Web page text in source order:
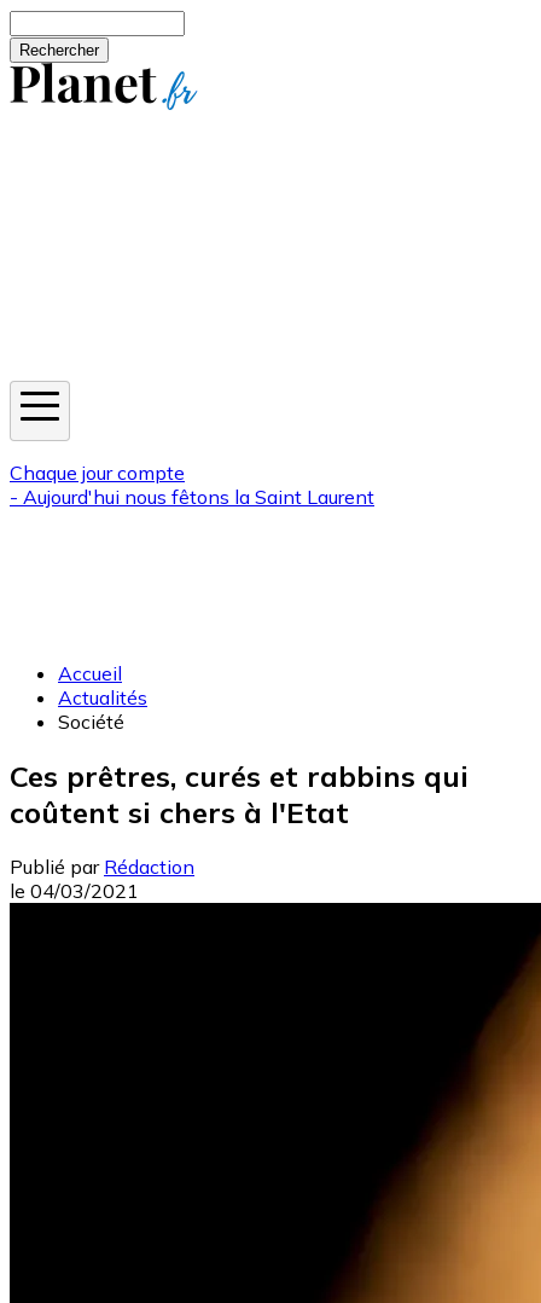
Chaque jour compte
- Aujourd'hui nous fêtons la Saint Laurent
Accueil
Actualités
Société
Ces prêtres, curés et rabbins qui
coûtent si chers à l'Etat
Publié par Rédaction
le 04/03/2021